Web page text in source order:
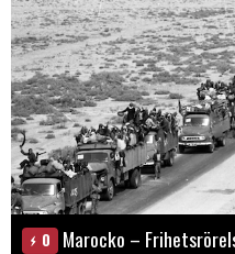
0 Marocko –